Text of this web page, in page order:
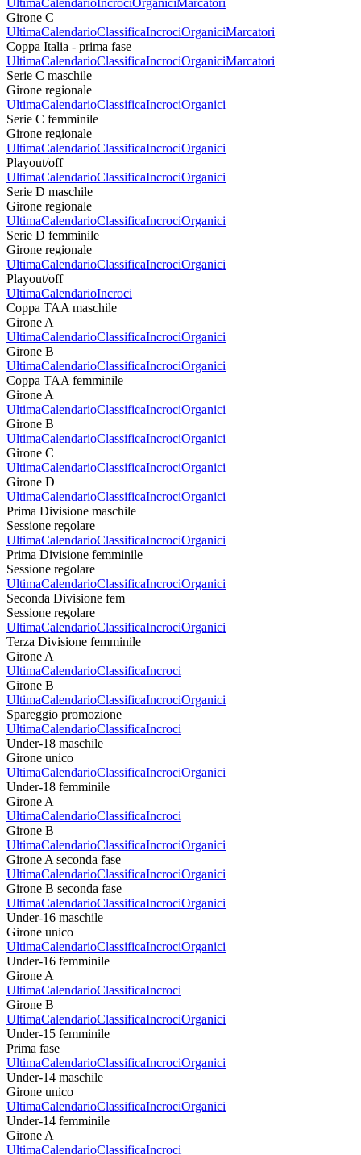
Girone C
UltimaCalendarioClassificaIncrociOrganiciMarcatori
Coppa Italia - prima fase
UltimaCalendarioClassificaIncrociOrganiciMarcatori
Serie C maschile
Girone regionale
UltimaCalendarioClassificaIncrociOrganici
Serie C femminile
Girone regionale
UltimaCalendarioClassificaIncrociOrganici
Playout/off
UltimaCalendarioClassificaIncrociOrganici
Serie D maschile
Girone regionale
UltimaCalendarioClassificaIncrociOrganici
Serie D femminile
Girone regionale
UltimaCalendarioClassificaIncrociOrganici
Playout/off
UltimaCalendarioIncroci
Coppa TAA maschile
Girone A
UltimaCalendarioClassificaIncrociOrganici
Girone B
UltimaCalendarioClassificaIncrociOrganici
Coppa TAA femminile
Girone A
UltimaCalendarioClassificaIncrociOrganici
Girone B
UltimaCalendarioClassificaIncrociOrganici
Girone C
UltimaCalendarioClassificaIncrociOrganici
Girone D
UltimaCalendarioClassificaIncrociOrganici
Prima Divisione maschile
Sessione regolare
UltimaCalendarioClassificaIncrociOrganici
Prima Divisione femminile
Sessione regolare
UltimaCalendarioClassificaIncrociOrganici
Seconda Divisione fem
Sessione regolare
UltimaCalendarioClassificaIncrociOrganici
Terza Divisione femminile
Girone A
UltimaCalendarioClassificaIncroci
Girone B
UltimaCalendarioClassificaIncrociOrganici
Spareggio promozione
UltimaCalendarioClassificaIncroci
Under-18 maschile
Girone unico
UltimaCalendarioClassificaIncrociOrganici
Under-18 femminile
Girone A
UltimaCalendarioClassificaIncroci
Girone B
UltimaCalendarioClassificaIncrociOrganici
Girone A seconda fase
UltimaCalendarioClassificaIncrociOrganici
Girone B seconda fase
UltimaCalendarioClassificaIncrociOrganici
Under-16 maschile
Girone unico
UltimaCalendarioClassificaIncrociOrganici
Under-16 femminile
Girone A
UltimaCalendarioClassificaIncroci
Girone B
UltimaCalendarioClassificaIncrociOrganici
Under-15 femminile
Prima fase
UltimaCalendarioClassificaIncrociOrganici
Under-14 maschile
Girone unico
UltimaCalendarioClassificaIncrociOrganici
Under-14 femminile
Girone A
UltimaCalendarioClassificaIncroci